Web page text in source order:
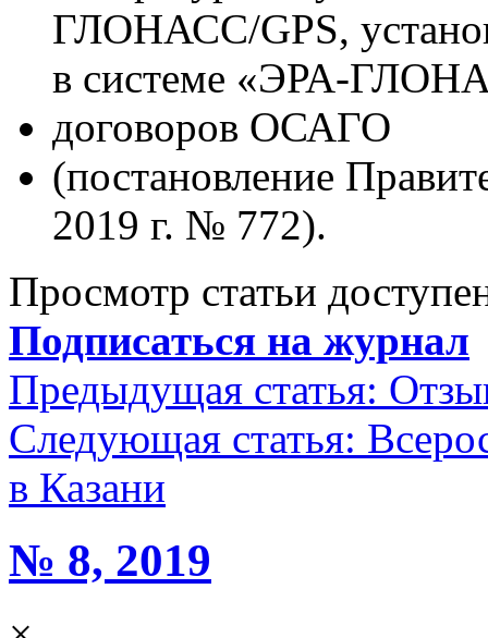
ГЛОНАСС/GPS,
в системе «ЭРА-
договоров ОСАГО
(постановление
2019 г. № 772).
Просмотр статьи
Подписаться на журнал
Предыдущая статья:
Следующая статья:
в Казани
№ 8, 2019